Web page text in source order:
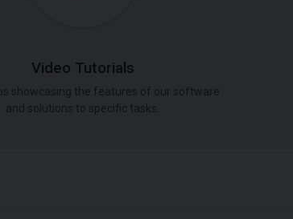
Video Tutorials